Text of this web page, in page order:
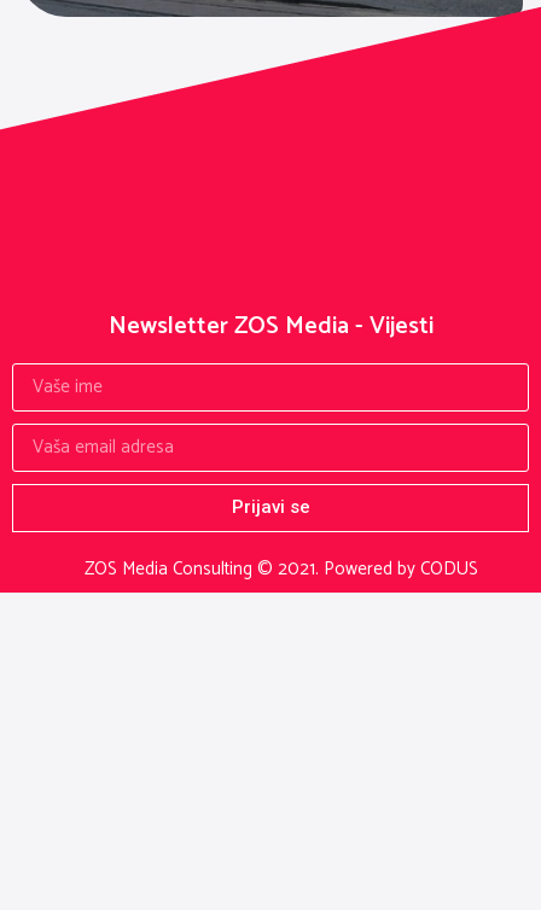
ZOS Media Consulting © 2021. Powered by CODUS
Newsletter ZOS Media - Vijesti
Prijavi se